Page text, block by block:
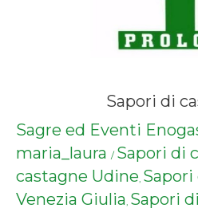
Sapori di
Sagre ed Eventi
maria_laura / Sapori di
castagne Udine,
Venezia Giulia, Sapori